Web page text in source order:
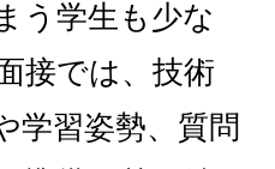
う学生も少な
接では、技術
学習姿勢、質問